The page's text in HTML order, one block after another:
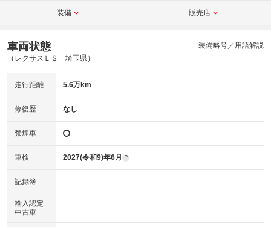
装備 販売店
車両状態
（レクサスＬＳ 埼玉県）
装備略号／用語解説
走行距離 5.6万km
修復歴 なし
禁煙車
車検 2027(令和9)年6月 ?
記録簿 -
輸入認定
中古車
-